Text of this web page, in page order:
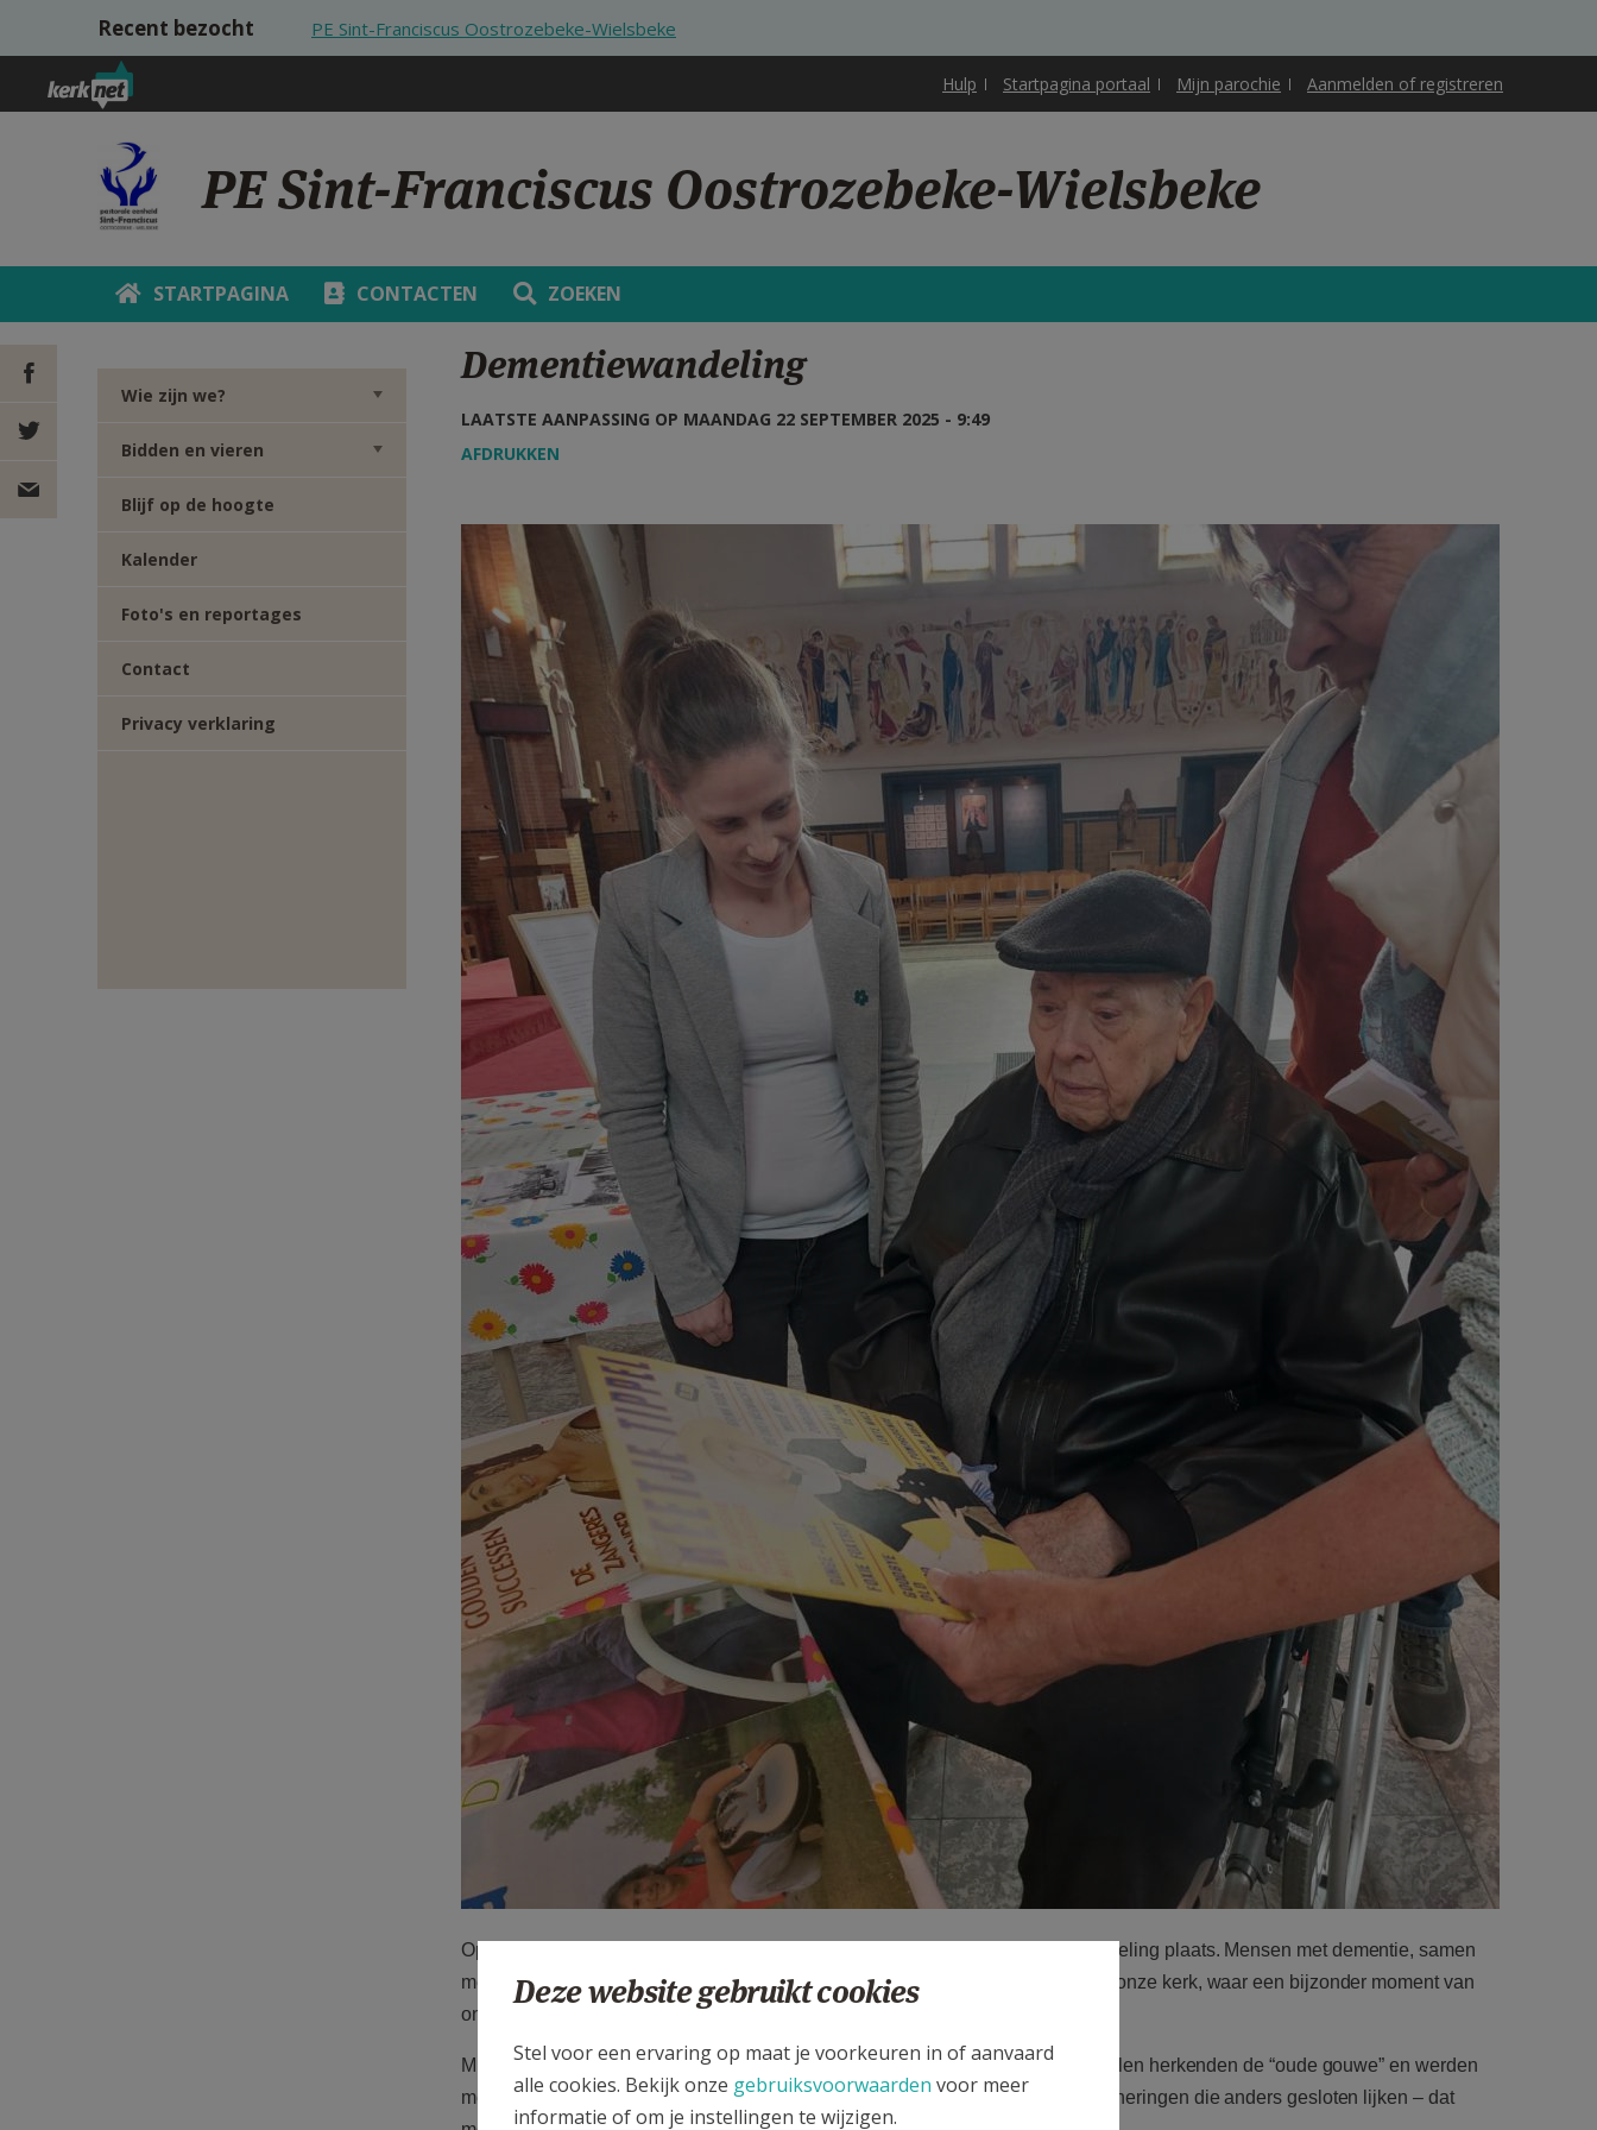
Overslaan en naar de inhoud gaan
Recent bezocht PE Sint-Franciscus Oostrozebeke-Wielsbeke
Hulp Startpagina portaal Mijn parochie Aanmelden of registreren
PE Sint-Franciscus Oostrozebeke-Wielsbeke
STARTPAGINA CONTACTEN ZOEKEN
DEEL OP
FACEBOOK
DEEL OP
Wie zijn we?
Bidden en vieren
Blijf op de hoogte
Kalender
Foto's en reportages
Contact
Privacy verklaring
Dementiewandeling
LAATSTE AANPASSING OP MAANDAG 22 SEPTEMBER 2025 - 9:49
AFDRUKKEN
F1213f39.jpg
Op woensdag 17 september vond in Oostrozebeke de jaarlijkse dementiewandeling plaats. Mensen met dementie, samen
met hun begeleiders, gingen samen op weg. Onderweg hield men even halt in onze kerk, waar een bijzonder moment van
ontmoeting en herinnering werd beleefd.
Mia Vanneste liet het orgel klinken met enkele oude, vertrouwde melodieën. Velen herkenden de “oude gouwe” en werden
mee teruggenomen naar vroegere tijden. Muziek opent vaak deuren naar herinneringen die anders gesloten lijken – dat
Deze website gebruikt cookies
Stel voor een ervaring op maat je voorkeuren in of aanvaard
alle cookies. Bekijk onze gebruiksvoorwaarden voor meer
informatie of om je instellingen te wijzigen.